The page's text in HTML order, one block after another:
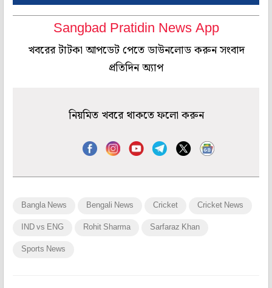
Sangbad Pratidin News App
খবরের টাটকা আপডেট পেতে ডাউনলোড করুন সংবাদ
প্রতিদিন অ্যাপ
নিয়মিত খবরে থাকতে ফলো করুন
Bangla News Bengali News Cricket Cricket News
IND vs ENG Rohit Sharma Sarfaraz Khan
Sports News